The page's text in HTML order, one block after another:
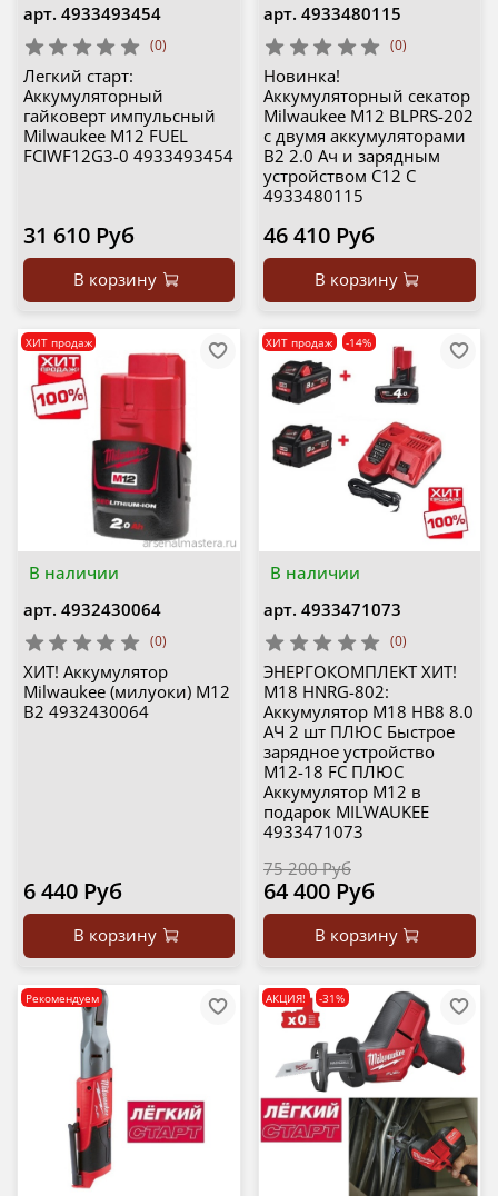
арт. 4933493454
(0)
Легкий старт:
Аккумуляторный
гайковерт импульсный
Milwaukee M12 FUEL
FCIWF12G3-0 4933493454
31 610 Руб
В корзину
арт. 4933480115
(0)
Новинка!
Аккумуляторный секатор
Milwaukee M12 BLPRS-202
с двумя аккумуляторами
B2 2.0 Ач и зарядным
устройством C12 C
4933480115
46 410 Руб
В корзину
В наличии
ХИТ продаж
арт. 4932430064
(0)
ХИТ! Аккумулятор
Milwaukee (милуоки) M12
B2 4932430064
6 440 Руб
В корзину
В наличии
ХИТ продаж -14%
арт. 4933471073
(0)
ЭНЕРГОКОМПЛЕКТ ХИТ!
M18 HNRG-802:
Аккумулятор M18 HB8 8.0
АЧ 2 шт ПЛЮС Быстрое
зарядное устройство
M12-18 FC ПЛЮС
Аккумулятор M12 в
подарок MILWAUKEE
4933471073
75 200 Руб
64 400 Руб
В корзину
Рекомендуем АКЦИЯ! -31%